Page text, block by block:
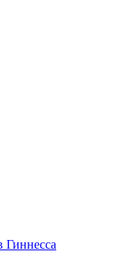
Гиннесса